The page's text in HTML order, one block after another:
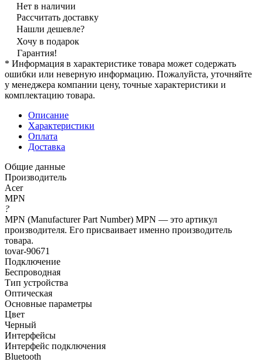
Нет в наличии
Рассчитать доставку
Нашли дешевле?
Хочу в подарок
Гарантия!
* Информация в характеристике товара может содержать
ошибки или неверную информацию. Пожалуйста, уточняйте
у менеджера компании цену, точные характеристики и
комплектацию товара.
Описание
Характеристики
Оплата
Доставка
Общие данные
Производитель
Acer
MPN
?
MPN (Manufacturer Part Number) MPN — это артикул
производителя. Его присваивает именно производитель
товара.
tovar-90671
Подключение
Беспроводная
Тип устройства
Оптическая
Основные параметры
Цвет
Черный
Интерфейсы
Интерфейс подключения
Bluetooth